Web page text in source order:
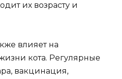
их возрасту и
влияет на
кота. Регулярные
вакцинация,